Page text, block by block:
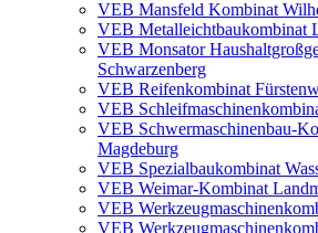
VEB Mansfeld Kombinat
VEB Metalleichtbaukombinat
VEB Monsator
Schwarzenberg
VEB Reifenkombinat
VEB
VEB Schwermaschinenbau-
Magdeburg
VEB Spezialbaukombinat
VEB Weimar-Kombinat
VEB
VEB